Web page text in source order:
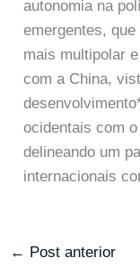
autonomia na
emergentes,
mais multipolar
com a China,
ocidentais com
delineando um
internacionais
← Post anterior